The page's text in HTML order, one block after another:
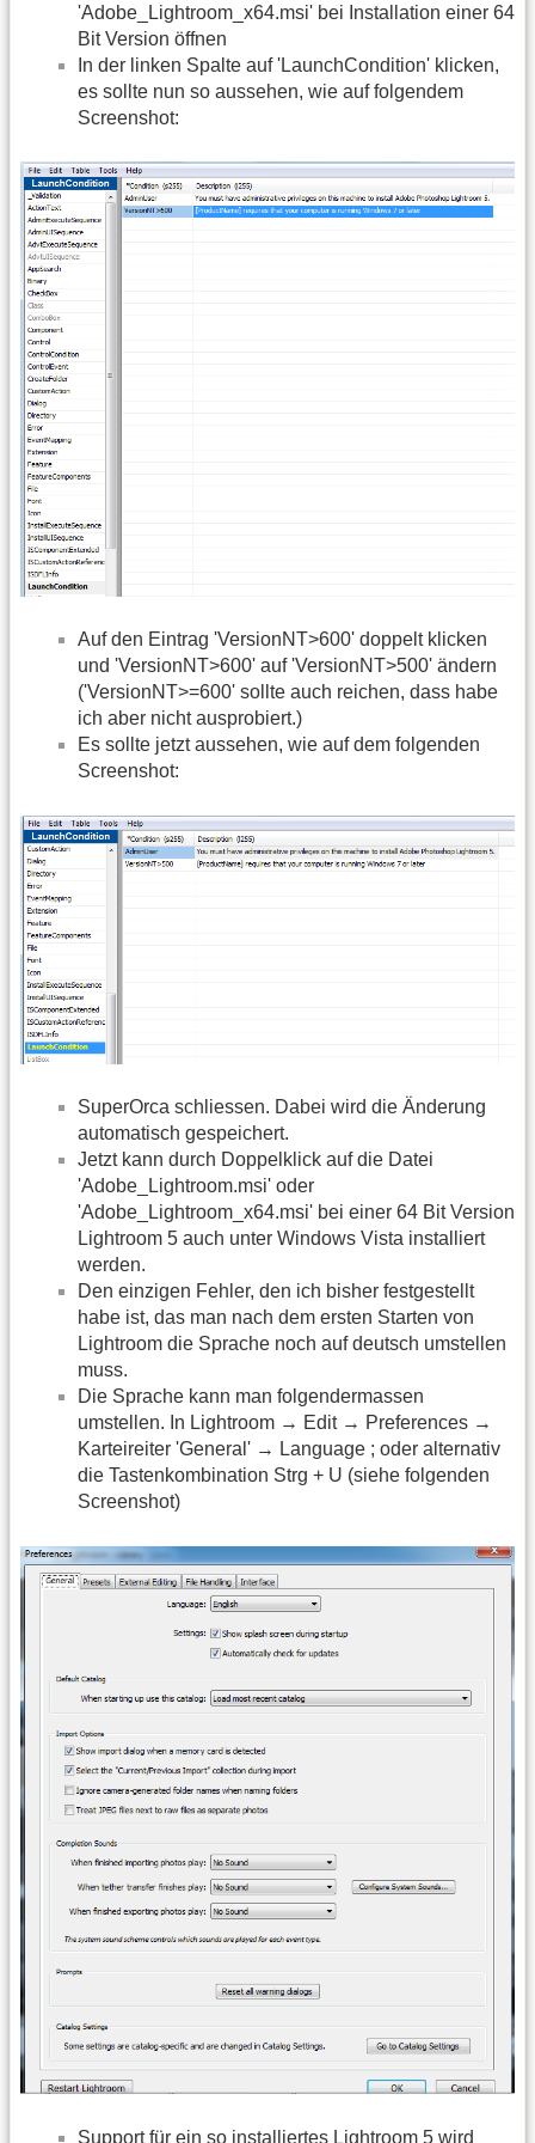
'Adobe_Lightroom_x64.msi' bei Installation einer 64
Bit Version öffnen
In der linken Spalte auf 'LaunchCondition' klicken,
es sollte nun so aussehen, wie auf folgendem
Screenshot:
Auf den Eintrag 'VersionNT>600' doppelt klicken
und 'VersionNT>600' auf 'VersionNT>500' ändern
('VersionNT>=600' sollte auch reichen, dass habe
ich aber nicht ausprobiert.)
Es sollte jetzt aussehen, wie auf dem folgenden
Screenshot:
SuperOrca schliessen. Dabei wird die Änderung
automatisch gespeichert.
Jetzt kann durch Doppelklick auf die Datei
'Adobe_Lightroom.msi' oder
'Adobe_Lightroom_x64.msi' bei einer 64 Bit Version
Lightroom 5 auch unter Windows Vista installiert
werden.
Den einzigen Fehler, den ich bisher festgestellt
habe ist, das man nach dem ersten Starten von
Lightroom die Sprache noch auf deutsch umstellen
muss.
Die Sprache kann man folgendermassen
umstellen. In Lightroom → Edit → Preferences →
Karteireiter 'General' → Language ; oder alternativ
die Tastenkombination Strg + U (siehe folgenden
Screenshot)
Support für ein so installiertes Lightroom 5 wird